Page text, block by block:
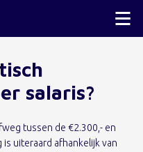
salaris?
tussen de €2.300,- en
uiteraard afhankelijk van